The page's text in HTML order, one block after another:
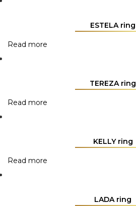
ESTELA ring
Read more
TEREZA ring
Read more
KELLY ring
Read more
LADA ring